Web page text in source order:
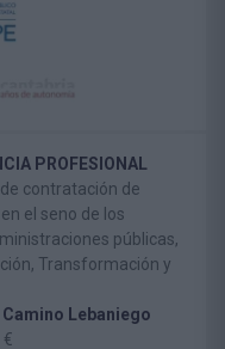
PROFESIONAL
contratación de
el seno de los
públicas,
Transformación y
Lebaniego